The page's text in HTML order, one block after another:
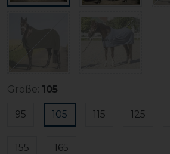
Größe: 105
95 105 115 125
155 165